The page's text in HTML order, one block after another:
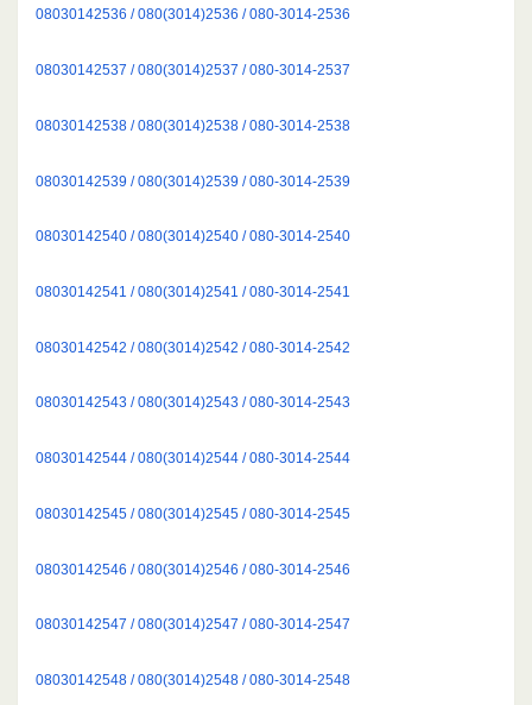
08030142536 / 080(3014)2536 / 080-3014-2536
08030142537 / 080(3014)2537 / 080-3014-2537
08030142538 / 080(3014)2538 / 080-3014-2538
08030142539 / 080(3014)2539 / 080-3014-2539
08030142540 / 080(3014)2540 / 080-3014-2540
08030142541 / 080(3014)2541 / 080-3014-2541
08030142542 / 080(3014)2542 / 080-3014-2542
08030142543 / 080(3014)2543 / 080-3014-2543
08030142544 / 080(3014)2544 / 080-3014-2544
08030142545 / 080(3014)2545 / 080-3014-2545
08030142546 / 080(3014)2546 / 080-3014-2546
08030142547 / 080(3014)2547 / 080-3014-2547
08030142548 / 080(3014)2548 / 080-3014-2548